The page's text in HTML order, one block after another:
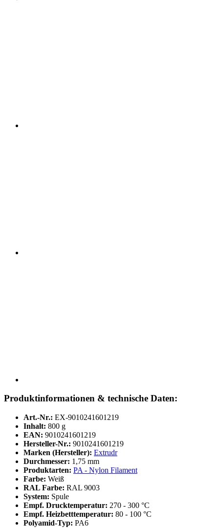
Produktinformationen & technische Daten:
Art.-Nr.: EX-9010241601219
Inhalt: 800 g
EAN: 9010241601219
Hersteller-Nr.: 9010241601219
Marken (Hersteller): Extrudr
Durchmesser: 1,75 mm
Produktarten: PA - Nylon Filament
Farbe: Weiß
RAL Farbe: RAL 9003
System: Spule
Empf. Drucktemperatur: 270 - 300 °C
Empf. Heizbetttemperatur: 80 - 100 °C
Polyamid-Typ: PA6